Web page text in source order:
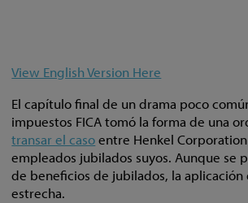
View English Version Here
El capítulo final de un drama poco
impuestos FICA tomó la forma de una
transar el casoentre Henkel
empleados jubilados suyos. Aunque se
de beneficios de jubilados, la aplicación
estrecha.